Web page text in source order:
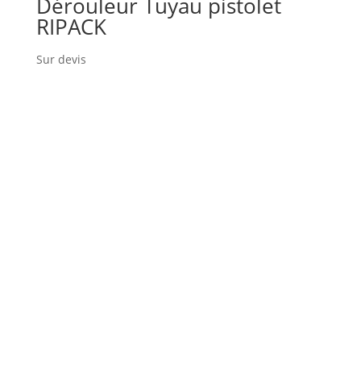
RIPACK
Sur devis